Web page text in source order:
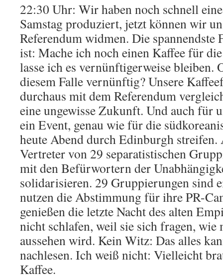
22:30 Uhr: Wir haben noch schnell
Samstag produziert, jetzt können wir
Referendum widmen. Die spannendste
ist: Mache ich noch einen Kaffee für
lasse ich es vernünftigerweise bleiben.
diesem Falle vernünftig? Unsere
durchaus mit dem Referendum
eine ungewisse Zukunft. Und auch für
ein Event, genau wie für die
heute Abend durch Edinburgh streifen.
Vertreter von 29 separatistischen
mit den Befürwortern der
solidarisieren. 29 Gruppierungen sind
nutzen die Abstimmung für ihre PR-
genießen die letzte Nacht des alten
nicht schlafen, weil sie sich fragen, wie
aussehen wird. Kein Witz: Das alles
nachlesen. Ich weiß nicht: Vielleicht
Kaffee.